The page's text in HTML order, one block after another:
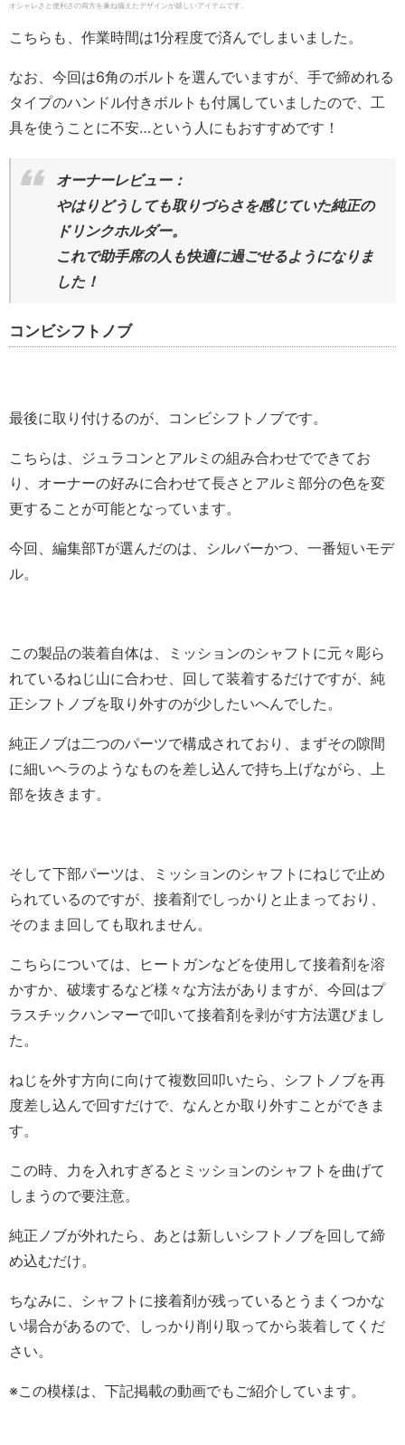
オシャレさと便利さの両方を兼ね備えたデザインが嬉しいアイテムです。
こちらも、作業時間は1分程度で済んでしまいました。
なお、今回は6角のボルトを選んでいますが、手で締めれる
タイプのハンドル付きボルトも付属していましたので、工
具を使うことに不安…という人にもおすすめです！
オーナーレビュー：
やはりどうしても取りづらさを感じていた純正の
ドリンクホルダー。
これで助手席の人も快適に過ごせるようになりま
した！
コンビシフトノブ
最後に取り付けるのが、コンビシフトノブです。
こちらは、ジュラコンとアルミの組み合わせでできてお
り、オーナーの好みに合わせて長さとアルミ部分の色を変
更することが可能となっています。
今回、編集部Tが選んだのは、シルバーかつ、一番短いモデ
ル。
この製品の装着自体は、ミッションのシャフトに元々彫ら
れているねじ山に合わせ、回して装着するだけですが、純
正シフトノブを取り外すのが少したいへんでした。
純正ノブは二つのパーツで構成されており、まずその隙間
に細いヘラのようなものを差し込んで持ち上げながら、上
部を抜きます。
そして下部パーツは、ミッションのシャフトにねじで止め
られているのですが、接着剤でしっかりと止まっており、
そのまま回しても取れません。
こちらについては、ヒートガンなどを使用して接着剤を溶
かすか、破壊するなど様々な方法がありますが、今回はプ
ラスチックハンマーで叩いて接着剤を剥がす方法選びまし
た。
ねじを外す方向に向けて複数回叩いたら、シフトノブを再
度差し込んで回すだけで、なんとか取り外すことができま
す。
この時、力を入れすぎるとミッションのシャフトを曲げて
しまうので要注意。
純正ノブが外れたら、あとは新しいシフトノブを回して締
め込むだけ。
ちなみに、シャフトに接着剤が残っているとうまくつかな
い場合があるので、しっかり削り取ってから装着してくだ
さい。
※この模様は、下記掲載の動画でもご紹介しています。